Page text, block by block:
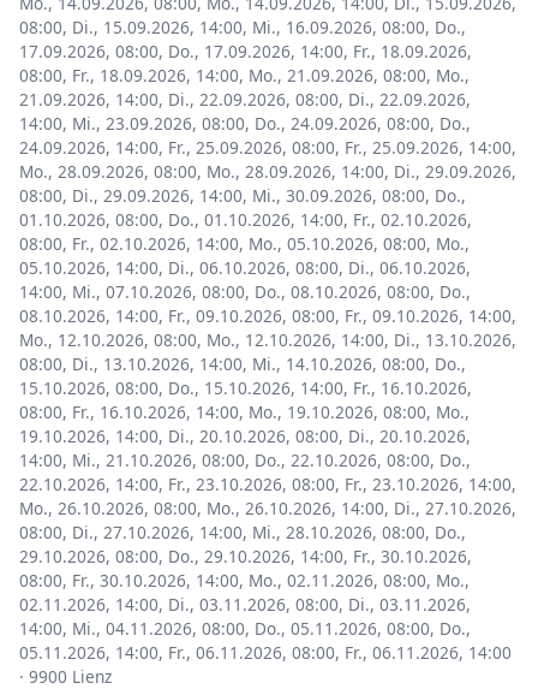
08:00, Di., 15.09.2026, 14:00, Mi., 16.09.2026, 08:00, Do.,
17.09.2026, 08:00, Do., 17.09.2026, 14:00, Fr., 18.09.2026,
08:00, Fr., 18.09.2026, 14:00, Mo., 21.09.2026, 08:00, Mo.,
21.09.2026, 14:00, Di., 22.09.2026, 08:00, Di., 22.09.2026,
14:00, Mi., 23.09.2026, 08:00, Do., 24.09.2026, 08:00, Do.,
24.09.2026, 14:00, Fr., 25.09.2026, 08:00, Fr., 25.09.2026, 14:00,
Mo., 28.09.2026, 08:00, Mo., 28.09.2026, 14:00, Di., 29.09.2026,
08:00, Di., 29.09.2026, 14:00, Mi., 30.09.2026, 08:00, Do.,
01.10.2026, 08:00, Do., 01.10.2026, 14:00, Fr., 02.10.2026,
08:00, Fr., 02.10.2026, 14:00, Mo., 05.10.2026, 08:00, Mo.,
05.10.2026, 14:00, Di., 06.10.2026, 08:00, Di., 06.10.2026,
14:00, Mi., 07.10.2026, 08:00, Do., 08.10.2026, 08:00, Do.,
08.10.2026, 14:00, Fr., 09.10.2026, 08:00, Fr., 09.10.2026, 14:00,
Mo., 12.10.2026, 08:00, Mo., 12.10.2026, 14:00, Di., 13.10.2026,
08:00, Di., 13.10.2026, 14:00, Mi., 14.10.2026, 08:00, Do.,
15.10.2026, 08:00, Do., 15.10.2026, 14:00, Fr., 16.10.2026,
08:00, Fr., 16.10.2026, 14:00, Mo., 19.10.2026, 08:00, Mo.,
19.10.2026, 14:00, Di., 20.10.2026, 08:00, Di., 20.10.2026,
14:00, Mi., 21.10.2026, 08:00, Do., 22.10.2026, 08:00, Do.,
22.10.2026, 14:00, Fr., 23.10.2026, 08:00, Fr., 23.10.2026, 14:00,
Mo., 26.10.2026, 08:00, Mo., 26.10.2026, 14:00, Di., 27.10.2026,
08:00, Di., 27.10.2026, 14:00, Mi., 28.10.2026, 08:00, Do.,
29.10.2026, 08:00, Do., 29.10.2026, 14:00, Fr., 30.10.2026,
08:00, Fr., 30.10.2026, 14:00, Mo., 02.11.2026, 08:00, Mo.,
02.11.2026, 14:00, Di., 03.11.2026, 08:00, Di., 03.11.2026,
14:00, Mi., 04.11.2026, 08:00, Do., 05.11.2026, 08:00, Do.,
05.11.2026, 14:00, Fr., 06.11.2026, 08:00, Fr., 06.11.2026, 14:00
· 9900 Lienz